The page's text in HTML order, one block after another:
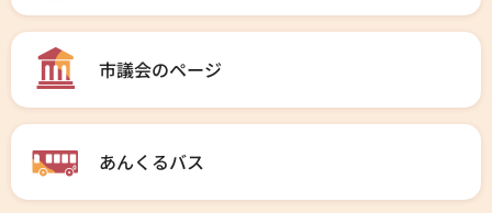
市議会のページ
あんくるバス